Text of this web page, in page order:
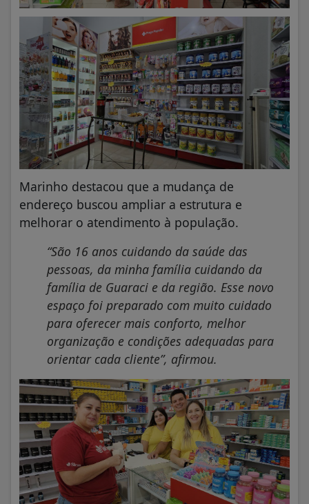
Marinho destacou que a mudança de
endereço buscou ampliar a estrutura e
melhorar o atendimento à população.
“São 16 anos cuidando da saúde das
pessoas, da minha família cuidando da
família de Guaraci e da região. Esse novo
espaço foi preparado com muito cuidado
para oferecer mais conforto, melhor
organização e condições adequadas para
orientar cada cliente”, afirmou.